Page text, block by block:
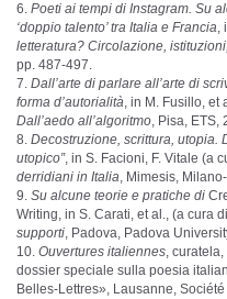
Poeti ai tempi di Instagram. Su
‘doppio talento’ tra Italia e Francia,
letteratura? Circolazione,
pp. 487-497.
Dall’arte di parlare all’arte di
forma d’autorialità, in M. Fusillo, et
Dall’aedo all’algoritmo, Pisa, ETS,
Decostruzione, scrittura, utopia.
utopico”, in S. Facioni, F. Vitale (a
derridiani in Italia, Mimesis,
Su alcune teorie e pratiche di
Writing, in S. Carati, et al., (a cura
supporti, Padova, Padova
Ouvertures italiennes, curatela,
dossier speciale sulla poesia
Belles-Lettres», Lausanne,